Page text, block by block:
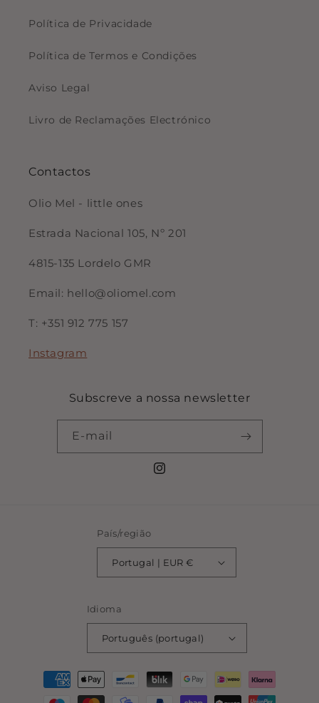
Política de Privacidade
Política de Termos e Condições
Aviso Legal
Livro de Reclamações Electrónico
Contactos
Olio Mel - little ones
Estrada Nacional 105, Nº 201
4815-135 Lordelo GMR
Email: hello@oliomel.com
T: +351 912 775 157
Instagram
Subscreve a nossa newsletter
E-mail
Instagram
País/região
Portugal | EUR €
Idioma
Português (portugal)
Métodos